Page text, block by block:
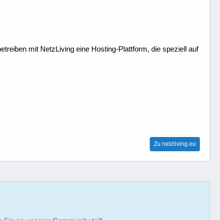
mit NetzLiving eine Hosting-Plattform, die speziell auf
Zu netzliving.eu